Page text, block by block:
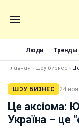
Люди Тренды
Главная › Шоу бизнес ›
ШОУ БИЗНЕС 24
Це аксіома:
Україна – це